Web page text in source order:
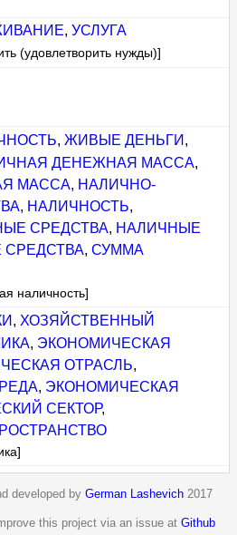
, УСЛУГА
(удовлетворить нужды)]
, ЖИВЫЕ ДЕНЬГИ ,
ДЕНЕЖНАЯ МАССА,
МАССА, НАЛИЧНО-
, НАЛИЧНОСТЬ,
СРЕДСТВА, НАЛИЧНЫЕ
,СУММА
наличность]
, ХОЗЯЙСТВЕННЫЙ
, ЭКОНОМИЧЕСКАЯ
ОТРАСЛЬ,
, ЭКОНОМИЧЕСКАЯ
СЕКТОР,
developed by German Lashevich 2017
this project via an issue at Github